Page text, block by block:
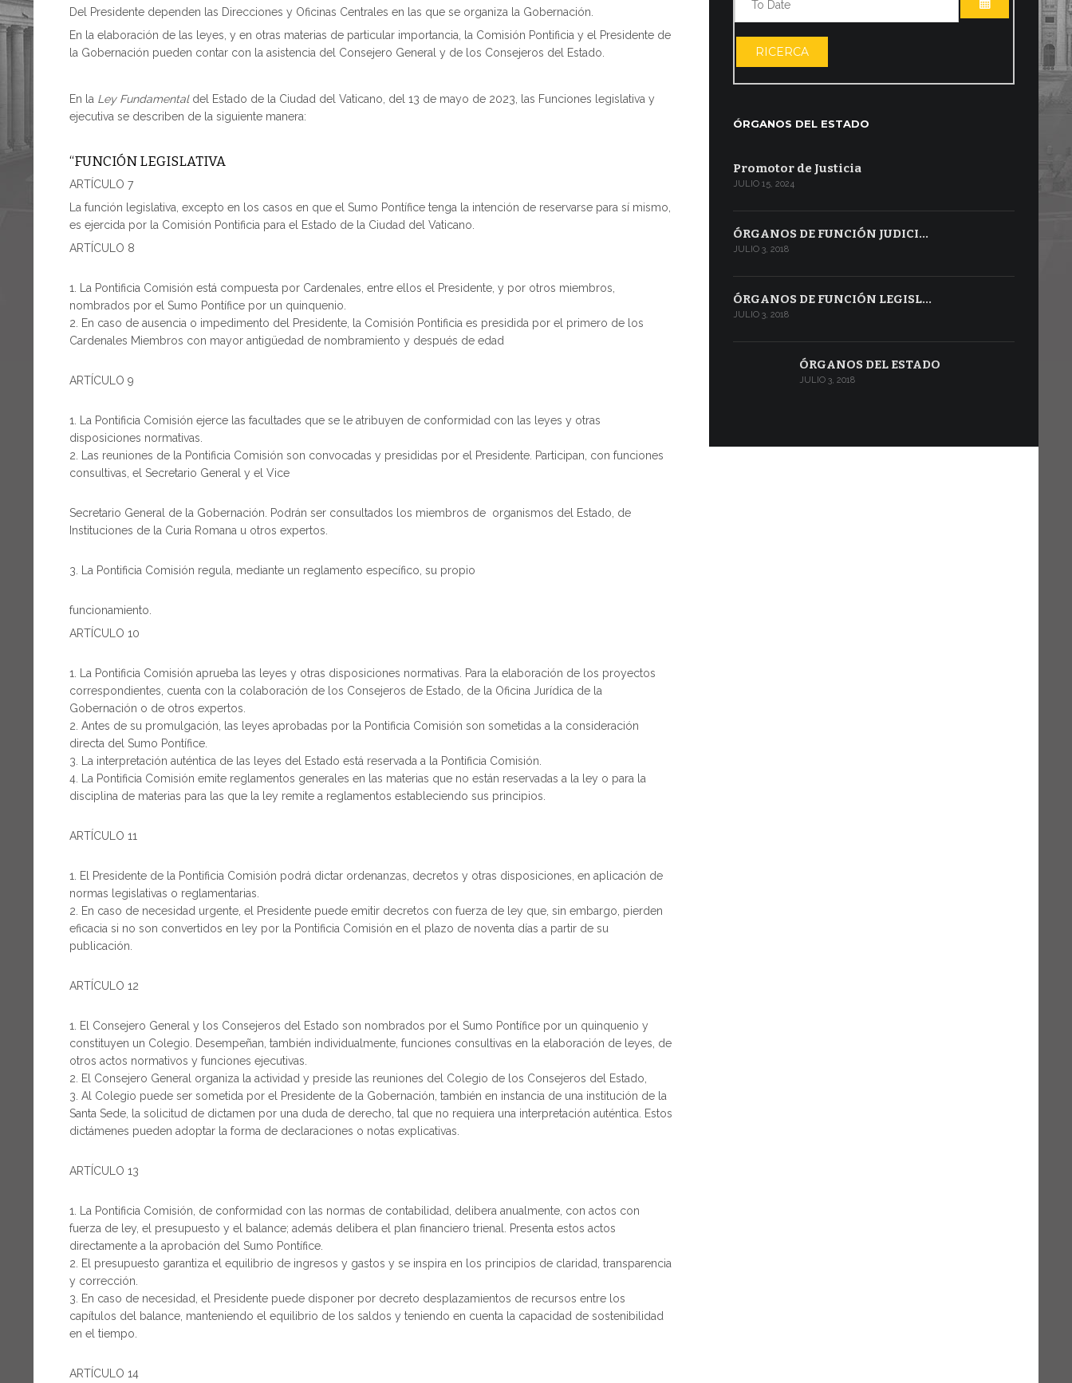
Del Presidente dependen las Direcciones y Oficinas Centrales en las que se organiza la Gobernación.
En la elaboración de las leyes, y en otras materias de particular importancia, la Comisión Pontificia y el Presidente de
la Gobernación pueden contar con la asistencia del Consejero General y de los Consejeros del Estado.
En la Ley Fundamentaldel Estado de la Ciudad del Vaticano, del 13 de mayo de 2023, las Funciones legislativa y
ejecutiva se describen de la siguiente manera:
“FUNCIÓN LEGISLATIVA
ARTÍCULO 7
La función legislativa, excepto en los casos en que el Sumo Pontífice tenga la intención de reservarse para sí mismo,
es ejercida por la Comisión Pontificia para el Estado de la Ciudad del Vaticano.
ARTÍCULO 8
La Pontificia Comisión está compuesta por Cardenales, entre ellos el Presidente, y por otros miembros,
nombrados por el Sumo Pontífice por un quinquenio.
En caso de ausencia o impedimento del Presidente, la Comisión Pontificia es presidida por el primero de los
Cardenales Miembros con mayor antigüedad de nombramiento y después de edad
ARTÍCULO 9
La Pontificia Comisión ejerce las facultades que se le atribuyen de conformidad con las leyes y otras
disposiciones normativas.
Las reuniones de la Pontificia Comisión son convocadas y presididas por el Presidente. Participan, con funciones
consultivas, el Secretario General y el Vice
Secretario General de la Gobernación. Podrán ser consultados los miembros de organismos del Estado, de
Instituciones de la Curia Romana u otros expertos.
La Pontificia Comisión regula, mediante un reglamento específico, su propio
funcionamiento.
ARTÍCULO 10
La Pontificia Comisión aprueba las leyes y otras disposiciones normativas. Para la elaboración de los proyectos
correspondientes, cuenta con la colaboración de los Consejeros de Estado, de la Oficina Jurídica de la
Gobernación o de otros expertos.
Antes de su promulgación, las leyes aprobadas por la Pontificia Comisión son sometidas a la consideración
directa del Sumo Pontífice.
La interpretación auténtica de las leyes del Estado está reservada a la Pontificia Comisión.
La Pontificia Comisión emite reglamentos generales en las materias que no están reservadas a la ley o para la
disciplina de materias para las que la ley remite a reglamentos estableciendo sus principios.
ARTÍCULO 11
El Presidente de la Pontificia Comisión podrá dictar ordenanzas, decretos y otras disposiciones, en aplicación de
normas legislativas o reglamentarias.
En caso de necesidad urgente, el Presidente puede emitir decretos con fuerza de ley que, sin embargo, pierden
eficacia si no son convertidos en ley por la Pontificia Comisión en el plazo de noventa días a partir de su
publicación.
ARTÍCULO 12
El Consejero General y los Consejeros del Estado son nombrados por el Sumo Pontífice por un quinquenio y
constituyen un Colegio. Desempeñan, también individualmente, funciones consultivas en la elaboración de leyes, de
otros actos normativos y funciones ejecutivas.
El Consejero General organiza la actividad y preside las reuniones del Colegio de los Consejeros del Estado,
Al Colegio puede ser sometida por el Presidente de la Gobernación, también en instancia de una institución de la
Santa Sede, la solicitud de dictamen por una duda de derecho, tal que no requiera una interpretación auténtica. Estos
dictámenes pueden adoptar la forma de declaraciones o notas explicativas.
ARTÍCULO 13
La Pontificia Comisión, de conformidad con las normas de contabilidad, delibera anualmente, con actos con
fuerza de ley, el presupuesto y el balance; además delibera el plan financiero trienal. Presenta estos actos
directamente a la aprobación del Sumo Pontífice.
El presupuesto garantiza el equilibrio de ingresos y gastos y se inspira en los principios de claridad, transparencia
y corrección.
En caso de necesidad, el Presidente puede disponer por decreto desplazamientos de recursos entre los
capítulos del balance, manteniendo el equilibrio de los saldos y teniendo en cuenta la capacidad de sostenibilidad
en el tiempo.
ARTÍCULO 14
ABRIR EL
RICERCA
ÓRGANOS DEL ESTADO
Promotor de Justicia
JULIO 15, 2024
ÓRGANOS DE FUNCIÓN JUDICI…
JULIO 3, 2018
ÓRGANOS DE FUNCIÓN LEGISL…
JULIO 3, 2018
ÓRGANOS DEL ESTADO
JULIO 3, 2018